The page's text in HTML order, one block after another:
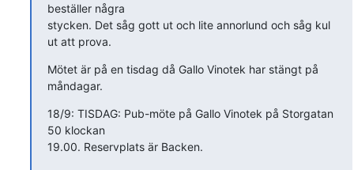
beställer några
stycken. Det såg gott ut och lite annorlund och såg kul
ut att prova.
Mötet är på en tisdag då Gallo Vinotek har stängt på
måndagar.
18/9: TISDAG: Pub-möte på Gallo Vinotek på Storgatan
50 klockan
19.00. Reservplats är Backen.